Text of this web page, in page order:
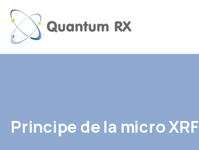
Principede la microXRF